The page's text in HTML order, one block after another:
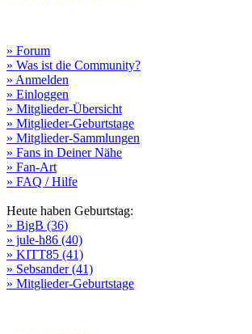
» Forum
» Was ist die Community?
» Anmelden
» Einloggen
» Mitglieder-Übersicht
» Mitglieder-Geburtstage
» Mitglieder-Sammlungen
» Fans in Deiner Nähe
» Fan-Art
» FAQ / Hilfe
Heute haben Geburtstag:
» BigB (36)
» jule-h86 (40)
» KITT85 (41)
» Sebsander (41)
» Mitglieder-Geburtstage